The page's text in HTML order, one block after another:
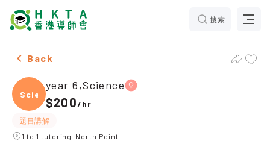
搜索
Female year 6,Science，North Point Tuition
Back
Scien
year 6,Science
$200/hr
題目講解
1 to 1 tutoring-North Point